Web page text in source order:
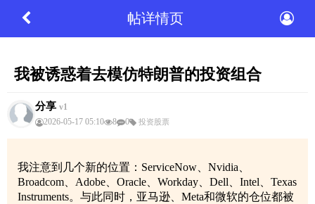
帖详情页
我被诱惑着去模仿特朗普的投资组合
分享 v1
2026-05-17 05:10
8 0 投资股票
我注意到几个新的位置：ServiceNow、Nvidia、
Broadcom、Adobe、Oracle、Workday、Dell、Intel、Texas
Instruments。与此同时，亚马逊、Meta和微软的仓位都被